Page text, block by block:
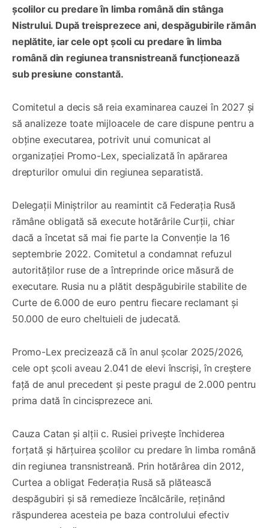
școlilor cu predare în limba română din stânga
Nistrului. După treisprezece ani, despăgubirile rămân
neplătite, iar cele opt școli cu predare în limba
română din regiunea transnistreană funcționează
sub presiune constantă.
Comitetul a decis să reia examinarea cauzei în 2027 și
să analizeze toate mijloacele de care dispune pentru a
obține executarea, potrivit unui comunicat al
organizației Promo-Lex, specializată în apărarea
drepturilor omului din regiunea separatistă.
Delegații Miniștrilor au reamintit că Federația Rusă
rămâne obligată să execute hotărârile Curții, chiar
dacă a încetat să mai fie parte la Convenție la 16
septembrie 2022. Comitetul a condamnat refuzul
autorităților ruse de a întreprinde orice măsură de
executare. Rusia nu a plătit despăgubirile stabilite de
Curte de 6.000 de euro pentru fiecare reclamant și
50.000 de euro cheltuieli de judecată.
Promo-Lex precizează că în anul școlar 2025/2026,
cele opt școli aveau 2.041 de elevi înscriși, în creștere
față de anul precedent și peste pragul de 2.000 pentru
prima dată în cincisprezece ani.
Cauza Catan și alții c. Rusiei privește închiderea
forțată și hărțuirea școlilor cu predare în limba română
din regiunea transnistreană. Prin hotărârea din 2012,
Curtea a obligat Federația Rusă să plătească
despăgubiri și să remedieze încălcările, reținând
răspunderea acesteia pe baza controlului efectiv